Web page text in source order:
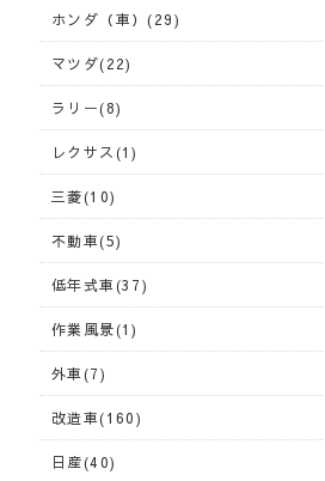
ホンダ（車）(29)
マツダ(22)
ラリー(8)
レクサス(1)
三菱(10)
不動車(5)
低年式車(37)
作業風景(1)
外車(7)
改造車(160)
日産(40)